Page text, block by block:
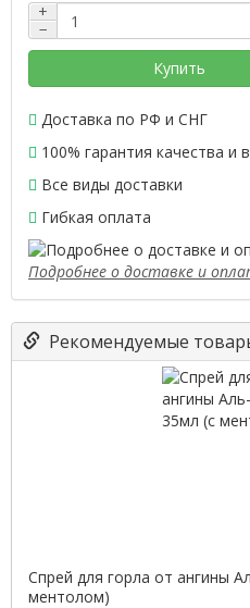
+
−
Купить
Доставка по РФ и СНГ
100% гарантия качества и
Все виды доставки
Гибкая оплата
Подробнее о доставке и
Рекомендуемые
Спрей для горла от ангины
ментолом)